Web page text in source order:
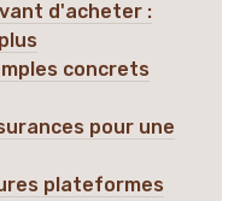
d'acheter :
concrets
pour une
plateformes